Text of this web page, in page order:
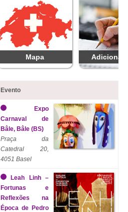
Mapa Adicionar
Evento
Expo
Carnaval de
Bâle, Bâle (BS)
Praça da
Catedral 20,
4051 Basel
Leah Linh –
Fortunas e
Reflexões na
Época de Pedro